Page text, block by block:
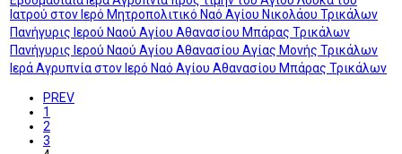
Ιατρού στον Ιερό Μητροπολιτικό Ναό Αγίου Νικολάου Τρικάλων
Πανήγυρις Ιερού Ναού Αγίου Αθανασίου Μπάρας Τρικάλων
Πανήγυρις Ιερού Ναού Αγίου Αθανασίου Αγίας Μονής Τρικάλων
Ιερά Αγρυπνία στον Ιερό Ναό Αγίου Αθανασίου Μπάρας Τρικάλων
PREV
1
2
3